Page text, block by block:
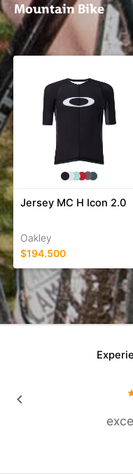
Mountain Bike
Jersey MC H Icon 2.0
Oakley
$194.500
keyboard_arrow_left